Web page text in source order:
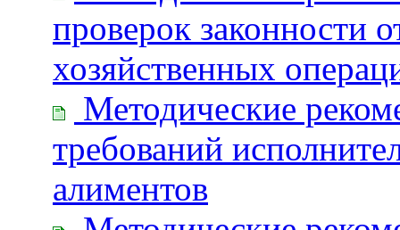
проверок законности
хозяйственных
Методические
требований
алиментов